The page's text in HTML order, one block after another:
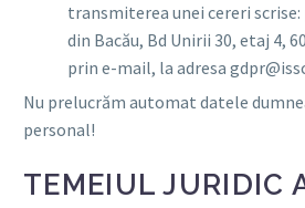
transmiterea unei cereri
din Bacău, Bd Unirii 30, etaj 4,
prin e-mail, la adresa
Nu prelucrăm automat datele
personal!
TEMEIUL JURIDIC